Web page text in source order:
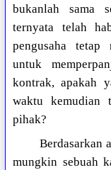
bukanlah sama
ternyata telah
pengusaha tetap
untuk
kontrak, apakah
waktu kemudian
pihak?
Berdasarkan
mungkin sebuah